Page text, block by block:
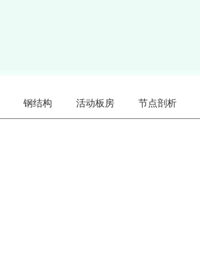
钢结构 活动板房 节点剖析